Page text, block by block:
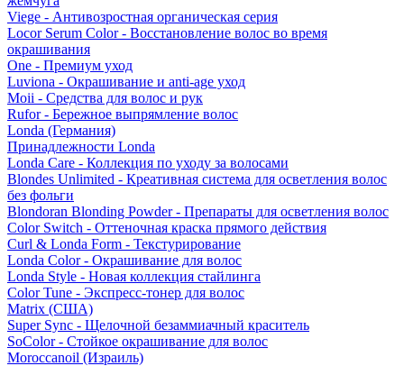
Viege - Антивозростная органическая серия
Locor Serum Color - Восстановление волос во время
окрашивания
One - Премиум уход
Luviona - Окрашивание и anti-age уход
Moii - Средства для волос и рук
Rufor - Бережное выпрямление волос
Londa (Германия)
Принадлежности Londa
Londa Care - Коллекция по уходу за волосами
Blondes Unlimited - Креативная система для осветления волос
без фольги
Blondoran Blonding Powder - Препараты для осветления волос
Color Switch - Оттеночная краска прямого действия
Curl & Londa Form - Текстурирование
Londa Color - Окрашивание для волос
Londa Style - Новая коллекция стайлинга
Color Tune - Экспресс-тонер для волос
Matrix (США)
Super Sync - Щелочной безаммиачный краситель
SoColor - Стойкое окрашивание для волос
Moroccanoil (Израиль)